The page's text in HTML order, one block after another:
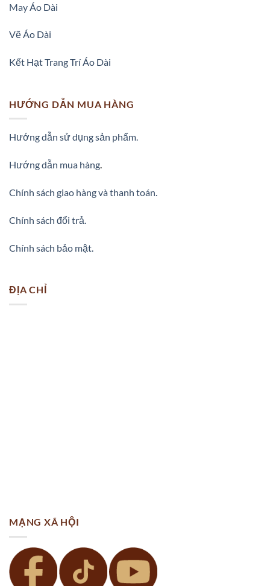
May Áo Dài
Vẽ Áo Dài
Kết Hạt Trang Trí Áo Dài
HƯỚNG DẪN MUA HÀNG
Hướng dẫn sử dụng sản phẩm.
Hướng dẫn mua hàng.
Chính sách giao hàng và thanh toán.
Chính sách đổi trả.
Chính sách bảo mật.
ĐỊA CHỈ
MẠNG XÃ HỘI